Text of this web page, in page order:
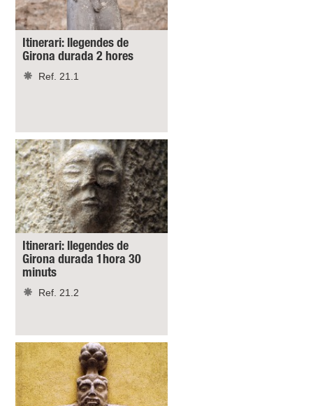
Itinerari: llegendes de
Girona durada 2 hores
Ref. 21.1
Itinerari: llegendes de
Girona durada 1hora 30
minuts
Ref. 21.2